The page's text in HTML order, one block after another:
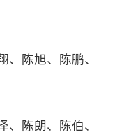
、陈旭、陈鹏、
、陈朗、陈伯、